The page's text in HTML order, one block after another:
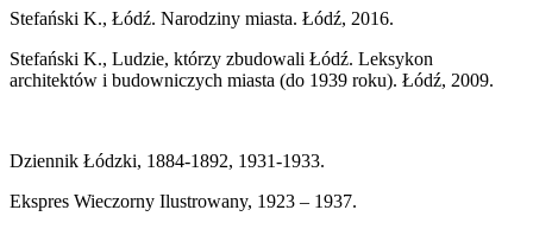
Stefański K., Łódź. Narodziny miasta. Łódź, 2016.
Stefański K., Ludzie, którzy zbudowali Łódź. Leksykon
architektów i budowniczych miasta (do 1939 roku). Łódź, 2009.
Dziennik Łódzki, 1884-1892, 1931-1933.
Ekspres Wieczorny Ilustrowany, 1923 – 1937.